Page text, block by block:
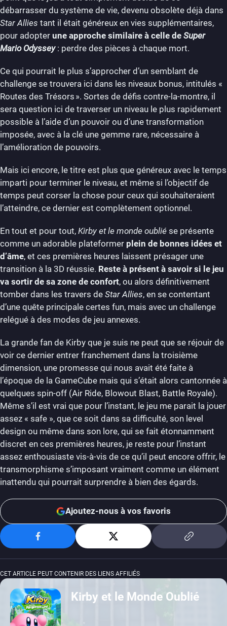
débarrasser du système de vie, devenu obsolète déjà dans
Star Allies tant il était généreux en vies supplémentaires,
pour adopter une approche similaire à celle de Super
Mario Odyssey : perdre des pièces à chaque mort.
Ce qui pourrait le plus s’approcher d’un semblant de
challenge se trouvera ici dans les niveaux bonus, intitulés «
Routes des Trésors ». Sortes de défis contre-la-montre, il
sera question ici de traverser un niveau le plus rapidement
possible à l’aide d’un pouvoir ou d’une transformation
imposée, avec à la clé une gemme rare, nécessaire à
l’amélioration de pouvoirs.
Mais ici encore, le titre est plus que généreux avec le temps
imparti pour terminer le niveau, et même si l’objectif de
temps peut corser la chose pour ceux qui souhaiteraient
l’atteindre, ce dernier est complètement optionnel.
En tout et pour tout, Kirby et le monde oublié se présente
comme un adorable plateformer plein de bonnes idées et
d’âme, et ces premières heures laissent présager une
transition à la 3D réussie. Reste à présent à savoir si le jeu
va sortir de sa zone de confort, ou alors définitivement
tomber dans les travers de Star Allies, en se contentant
d’une quête principale certes fun, mais avec un challenge
relégué à des modes de jeu annexes.
La grande fan de Kirby que je suis ne peut que se réjouir de
voir ce dernier entrer franchement dans la troisième
dimension, une promesse qui nous avait été faite à
l’époque de la GameCube mais qui s’était alors cantonnée à
quelques spin-off (Air Ride, Blowout Blast, Battle Royale).
Même s’il est vrai que pour l’instant, le jeu me parait la jouer
assez « safe », que ce soit dans sa difficulté, son level
design ou même dans son lore, qui se fait étonnamment
discret en ces premières heures, je reste pour l’instant
assez enthousiaste vis-à-vis de ce qu’il peut encore offrir, le
transmorphisme s’imposant vraiment comme un élément
inattendu qui pourrait surprendre à bien des égards.
Ajoutez-nous à vos favoris
CET ARTICLE PEUT CONTENIR DES LIENS AFFILIÉS
Kirby et le Monde Oublié